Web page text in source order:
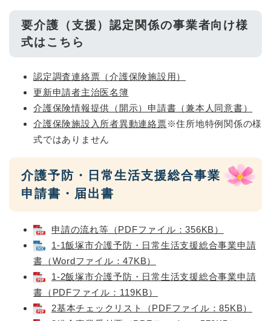
要介護（支援）認定関係の事業者向け様
式はこちら
認定調査連絡票（介護保険施設用）
更新申請者主治医名簿
介護保険情報提供（開示）申請書（兼本人同意書）
介護保険施設入所者異動連絡票※住所地特例関係の様
式ではありません
介護予防・日常生活支援総合事業
申請書・届出書
申請の流れ等（PDFファイル：356KB）
1-1飯塚市介護予防・日常生活支援総合事業申請
書（Wordファイル：47KB）
1-2飯塚市介護予防・日常生活支援総合事業申請
書（PDFファイル：119KB）
2基本チェックリスト（PDFファイル：85KB）